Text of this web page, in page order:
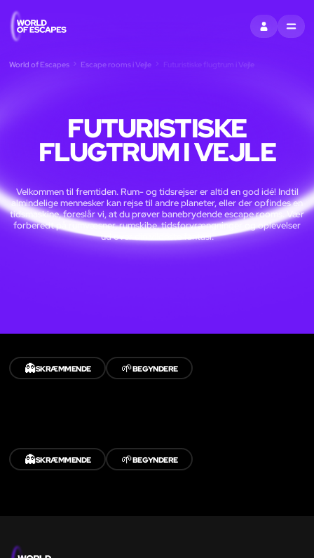
LOG INDMENU
World of Escapes Escape rooms i Vejle Futuristiske flugtrum i Vejle
FUTURISTISKE
FLUGTRUM I VEJLE
Velkommen til fremtiden. Rum- og tidsrejser er altid en god idé! Indtil
almindelige mennesker kan rejse til andre planeter, eller der opfindes en
tidsmaskine, foreslår vi, at du prøver banebrydende escape rooms. Vær
forberedt på rumvæsner, rumskibe, tidsforvrængninger og oplevelser
ud over din vildeste fantasi.
👻SKRÆMMENDE 🌱BEGYNDERE
👻SKRÆMMENDE 🌱BEGYNDERE